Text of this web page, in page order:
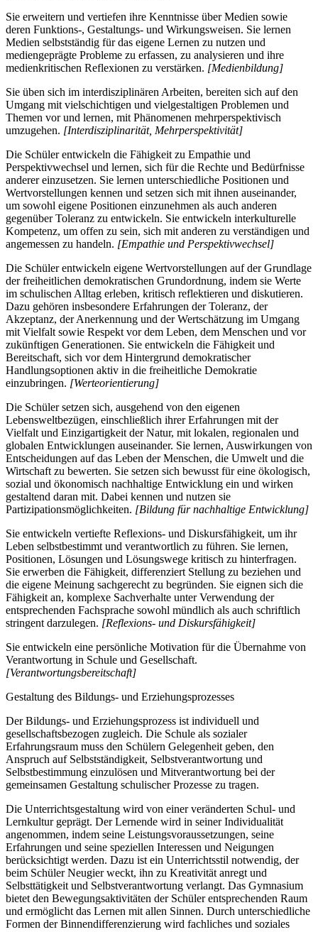
Sie erweitern und vertiefen ihre Kenntnisse über Medien sowie
deren Funktions-, Gestaltungs- und Wirkungsweisen. Sie lernen
Medien selbstständig für das eigene Lernen zu nutzen und
mediengeprägte Probleme zu erfassen, zu analysieren und ihre
medienkritischen Reflexionen zu verstärken. [Medienbildung]
Sie üben sich im interdisziplinären Arbeiten, bereiten sich auf den
Umgang mit vielschichtigen und vielgestaltigen Problemen und
Themen vor und lernen, mit Phänomenen mehrperspektivisch
umzugehen. [Interdisziplinarität, Mehrperspektivität]
Die Schüler entwickeln die Fähigkeit zu Empathie und
Perspektivwechsel und lernen, sich für die Rechte und Bedürfnisse
anderer einzusetzen. Sie lernen unterschiedliche Positionen und
Wertvorstellungen kennen und setzen sich mit ihnen auseinander,
um sowohl eigene Positionen einzunehmen als auch anderen
gegenüber Toleranz zu entwickeln. Sie entwickeln interkulturelle
Kompetenz, um offen zu sein, sich mit anderen zu verständigen und
angemessen zu handeln. [Empathie und Perspektivwechsel]
Die Schüler entwickeln eigene Wertvorstellungen auf der Grundlage
der freiheitlichen demokratischen Grundordnung, indem sie Werte
im schulischen Alltag erleben, kritisch reflektieren und diskutieren.
Dazu gehören insbesondere Erfahrungen der Toleranz, der
Akzeptanz, der Anerkennung und der Wertschätzung im Umgang
mit Vielfalt sowie Respekt vor dem Leben, dem Menschen und vor
zukünftigen Generationen. Sie entwickeln die Fähigkeit und
Bereitschaft, sich vor dem Hintergrund demokratischer
Handlungsoptionen aktiv in die freiheitliche Demokratie
einzubringen. [Werteorientierung]
Die Schüler setzen sich, ausgehend von den eigenen
Lebensweltbezügen, einschließlich ihrer Erfahrungen mit der
Vielfalt und Einzigartigkeit der Natur, mit lokalen, regionalen und
globalen Entwicklungen auseinander. Sie lernen, Auswirkungen von
Entscheidungen auf das Leben der Menschen, die Umwelt und die
Wirtschaft zu bewerten. Sie setzen sich bewusst für eine ökologisch,
sozial und ökonomisch nachhaltige Entwicklung ein und wirken
gestaltend daran mit. Dabei kennen und nutzen sie
Partizipationsmöglichkeiten. [Bildung für nachhaltige Entwicklung]
Sie entwickeln vertiefte Reflexions- und Diskursfähigkeit, um ihr
Leben selbstbestimmt und verantwortlich zu führen. Sie lernen,
Positionen, Lösungen und Lösungswege kritisch zu hinterfragen.
Sie erwerben die Fähigkeit, differenziert Stellung zu beziehen und
die eigene Meinung sachgerecht zu begründen. Sie eignen sich die
Fähigkeit an, komplexe Sachverhalte unter Verwendung der
entsprechenden Fachsprache sowohl mündlich als auch schriftlich
stringent darzulegen. [Reflexions- und Diskursfähigkeit]
Sie entwickeln eine persönliche Motivation für die Übernahme von
Verantwortung in Schule und Gesellschaft.
[Verantwortungsbereitschaft]
Gestaltung des Bildungs- und Erziehungsprozesses
Der Bildungs- und Erziehungsprozess ist individuell und
gesellschaftsbezogen zugleich. Die Schule als sozialer
Erfahrungsraum muss den Schülern Gelegenheit geben, den
Anspruch auf Selbstständigkeit, Selbstverantwortung und
Selbstbestimmung einzulösen und Mitverantwortung bei der
gemeinsamen Gestaltung schulischer Prozesse zu tragen.
Die Unterrichtsgestaltung wird von einer veränderten Schul- und
Lernkultur geprägt. Der Lernende wird in seiner Individualität
angenommen, indem seine Leistungsvoraussetzungen, seine
Erfahrungen und seine speziellen Interessen und Neigungen
berücksichtigt werden. Dazu ist ein Unterrichtsstil notwendig, der
beim Schüler Neugier weckt, ihn zu Kreativität anregt und
Selbsttätigkeit und Selbstverantwortung verlangt. Das Gymnasium
bietet den Bewegungsaktivitäten der Schüler entsprechenden Raum
und ermöglicht das Lernen mit allen Sinnen. Durch unterschiedliche
Formen der Binnendifferenzierung wird fachliches und soziales